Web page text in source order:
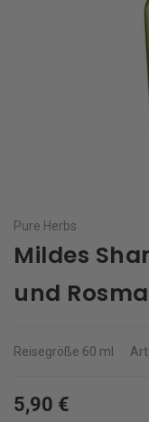
Pure Herbs
Mildes
und
Reisegröße 60 ml
5,90 €